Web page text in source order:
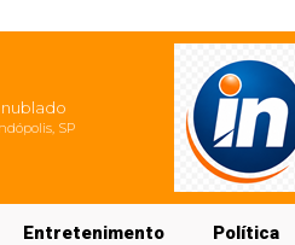
SP
Entretenimento Política